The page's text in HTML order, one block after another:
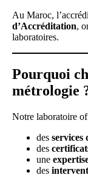
Au Maroc,
d’Accréditation,
laboratoires.
Pourquoi
métrologie
Notre laboratoire
des services
des
une
des